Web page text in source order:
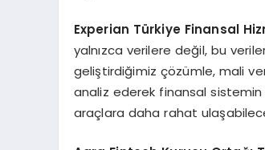
Experian Türkiye Finansal
yalnızca verilere değil, bu
geliştirdiğimiz çözümle, mali
analiz ederek finansal sistemin
araçlara daha rahat